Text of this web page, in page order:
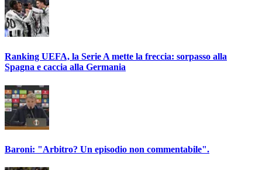
Ranking UEFA, la Serie A mette la freccia: sorpasso alla
Spagna e caccia alla Germania
Baroni: "Arbitro? Un episodio non commentabile".